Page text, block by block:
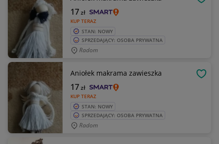
KUP TERAZ
17zł
STAN: NOWY
SPRZEDAJĄCY: OSOBA PRYWATNA
Radom
Aniołek makrama zawieszka
KUP TERAZ
17zł
STAN: NOWY
SPRZEDAJĄCY: OSOBA PRYWATNA
Radom